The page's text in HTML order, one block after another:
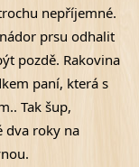
nepříjemné.
prsu odhalit
pozdě. Rakovina
paní, která s
Tak šup,
dva roky na